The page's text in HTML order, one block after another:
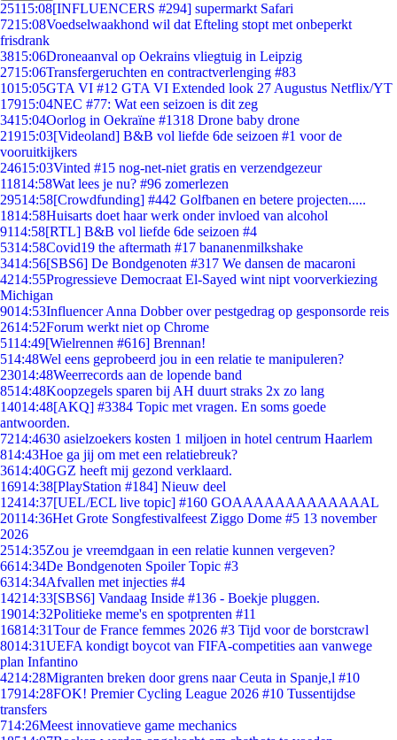
25115:08[INFLUENCERS #294] supermarkt Safari
7215:08Voedselwaakhond wil dat Efteling stopt met onbeperkt
frisdrank
3815:06Droneaanval op Oekrains vliegtuig in Leipzig
2715:06Transfergeruchten en contractverlenging #83
1015:05GTA VI #12 GTA VI Extended look 27 Augustus Netflix/YT
17915:04NEC #77: Wat een seizoen is dit zeg
3415:04Oorlog in Oekraïne #1318 Drone baby drone
21915:03[Videoland] B&B vol liefde 6de seizoen #1 voor de
vooruitkijkers
24615:03Vinted #15 nog-net-niet gratis en verzendgezeur
11814:58Wat lees je nu? #96 zomerlezen
29514:58[Crowdfunding] #442 Golfbanen en betere projecten.....
1814:58Huisarts doet haar werk onder invloed van alcohol
9114:58[RTL] B&B vol liefde 6de seizoen #4
5314:58Covid19 the aftermath #17 bananenmilkshake
3414:56[SBS6] De Bondgenoten #317 We dansen de macaroni
4214:55Progressieve Democraat El-Sayed wint nipt voorverkiezing
Michigan
9014:53Influencer Anna Dobber over pestgedrag op gesponsorde reis
2614:52Forum werkt niet op Chrome
5114:49[Wielrennen #616] Brennan!
514:48Wel eens geprobeerd jou in een relatie te manipuleren?
23014:48Weerrecords aan de lopende band
8514:48Koopzegels sparen bij AH duurt straks 2x zo lang
14014:48[AKQ] #3384 Topic met vragen. En soms goede
antwoorden.
7214:4630 asielzoekers kosten 1 miljoen in hotel centrum Haarlem
814:43Hoe ga jij om met een relatiebreuk?
3614:40GGZ heeft mij gezond verklaard.
16914:38[PlayStation #184] Nieuw deel
12414:37[UEL/ECL live topic] #160 GOAAAAAAAAAAAAAL
20114:36Het Grote Songfestivalfeest Ziggo Dome #5 13 november
2026
2514:35Zou je vreemdgaan in een relatie kunnen vergeven?
6614:34De Bondgenoten Spoiler Topic #3
6314:34Afvallen met injecties #4
14214:33[SBS6] Vandaag Inside #136 - Boekje pluggen.
19014:32Politieke meme's en spotprenten #11
16814:31Tour de France femmes 2026 #3 Tijd voor de borstcrawl
8014:31UEFA kondigt boycot van FIFA-competities aan vanwege
plan Infantino
4214:28Migranten breken door grens naar Ceuta in Spanje,l #10
17914:28FOK! Premier Cycling League 2026 #10 Tussentijdse
transfers
714:26Meest innovatieve game mechanics